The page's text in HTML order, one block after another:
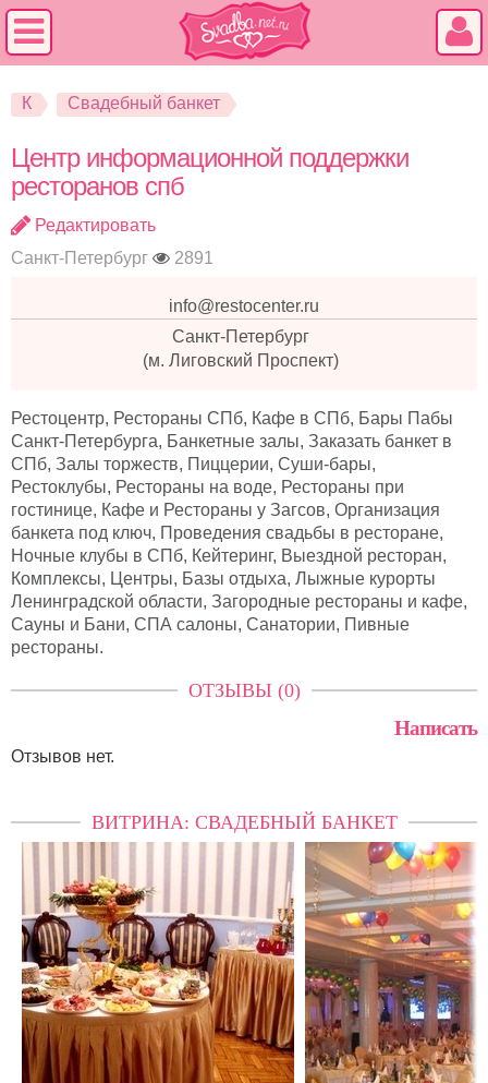
К Свадебный банкет
Центр информационной поддержки
ресторанов спб
Редактировать
Санкт-Петербург
2891
info@restocenter.ru
Санкт-Петербург
(м. Лиговский Проспект)
Рестоцентр, Рестораны СПб, Кафе в СПб, Бары Пабы
Санкт-Петербурга, Банкетные залы, Заказать банкет в
СПб, Залы торжеств, Пиццерии, Суши-бары,
Рестоклубы, Рестораны на воде, Рестораны при
гостинице, Кафе и Рестораны у Загсов, Организация
банкета под ключ, Проведения свадьбы в ресторане,
Ночные клубы в СПб, Кейтеринг, Выездной ресторан,
Комплексы, Центры, Базы отдыха, Лыжные курорты
Ленинградской области, Загородные рестораны и кафе,
Сауны и Бани, СПА салоны, Санатории, Пивные
рестораны.
ОТЗЫВЫ (0)
Написать
Отзывов нет.
ВИТРИНА: СВАДЕБНЫЙ БАНКЕТ